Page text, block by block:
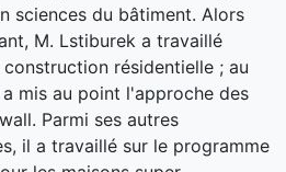
sciences du bâtiment. Alors
M. Lstiburek a travaillé
résidentielle ; au
mis au point l'approche des
Parmi ses autres
il a travaillé sur le programme